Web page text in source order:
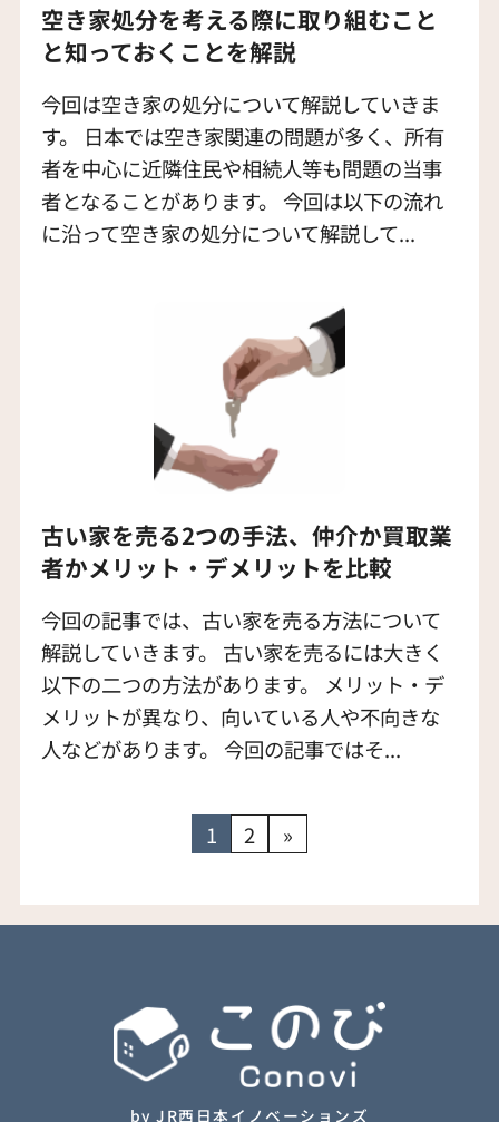
空き家処分を考える際に取り組むこと
と知っておくことを解説
今回は空き家の処分について解説していきま
す。 日本では空き家関連の問題が多く、所有
者を中心に近隣住民や相続人等も問題の当事
者となることがあります。 今回は以下の流れ
に沿って空き家の処分について解説して...
古い家を売る2つの手法、仲介か買取業
者かメリット・デメリットを比較
今回の記事では、古い家を売る方法について
解説していきます。 古い家を売るには大きく
以下の二つの方法があります。 メリット・デ
メリットが異なり、向いている人や不向きな
人などがあります。 今回の記事ではそ...
1 2 »
by JR西日本イノベーションズ